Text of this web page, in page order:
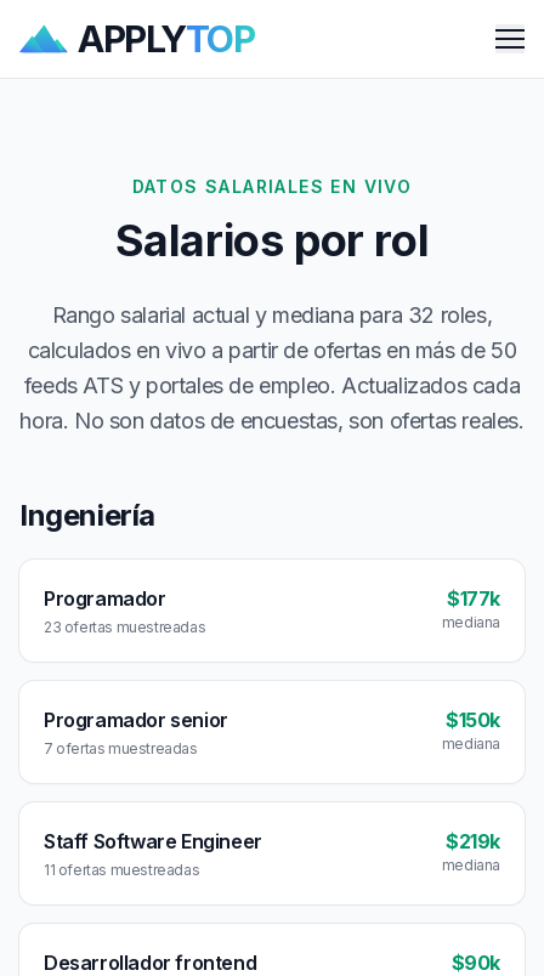
APPLYTOP
DATOS SALARIALES EN VIVO
Salarios por rol
Rango salarial actual y mediana para 32 roles,
calculados en vivo a partir de ofertas en más de 50
feeds ATS y portales de empleo. Actualizados cada
hora. No son datos de encuestas, son ofertas reales.
Ingeniería
Programador
23 ofertas muestreadas
$177k
mediana
Programador senior
7 ofertas muestreadas
$150k
mediana
Staff Software Engineer
11 ofertas muestreadas
$219k
mediana
Desarrollador frontend $90k